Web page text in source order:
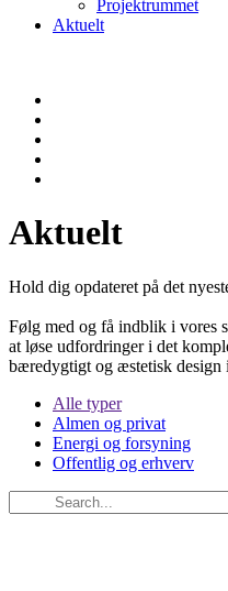
Projektrummet
Aktuelt
Aktuelt
Hold dig opdateret på det
Følg med og få indblik i vores
at løse udfordringer i det
bæredygtigt og æstetisk design
Alle typer
Almen og privat
Energi og forsyning
Offentlig og erhverv